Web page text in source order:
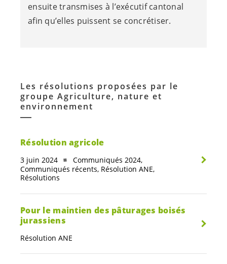
ensuite transmises à l’exécutif cantonal
afin qu’elles puissent se concrétiser.
Les résolutions proposées par le
groupe Agriculture, nature et
environnement
Résolution agricole
3 juin 2024
Communiqués 2024,
Communiqués récents, Résolution ANE,
Résolutions
Pour le maintien des pâturages boisés
jurassiens
Résolution ANE